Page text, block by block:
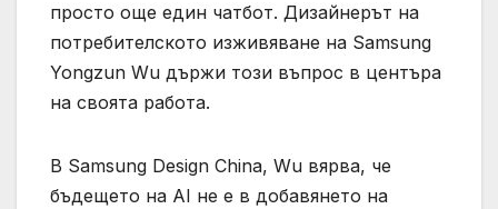
просто още един чатбот. Дизайнерът на
потребителското изживяване на Samsung
Yongzun Wu държи този въпрос в центъра
на своята работа.
В Samsung Design China, Wu вярва, че
бъдещето на AI не е в добавянето на